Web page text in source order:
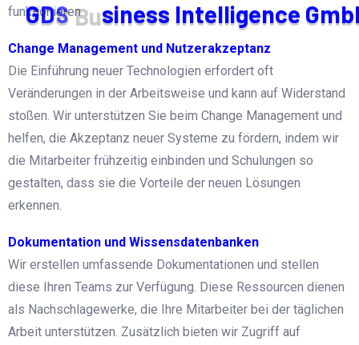
GDSBusiness Intelligence Gmb
funktionieren.
Change Management und Nutzerakzeptanz
Die Einführung neuer Technologien erfordert oft
Veränderungen in der Arbeitsweise und kann auf Widerstand
stoßen. Wir unterstützen Sie beim Change Management und
helfen, die Akzeptanz neuer Systeme zu fördern, indem wir
die Mitarbeiter frühzeitig einbinden und Schulungen so
gestalten, dass sie die Vorteile der neuen Lösungen
erkennen.
Dokumentation und Wissensdatenbanken
Wir erstellen umfassende Dokumentationen und stellen
diese Ihren Teams zur Verfügung. Diese Ressourcen dienen
als Nachschlagewerke, die Ihre Mitarbeiter bei der täglichen
Arbeit unterstützen. Zusätzlich bieten wir Zugriff auf